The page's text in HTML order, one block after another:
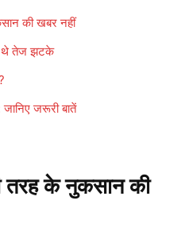
की खबर नहीं
थे तेज झटके
जरूरी बातें
तरह के नुकसान की